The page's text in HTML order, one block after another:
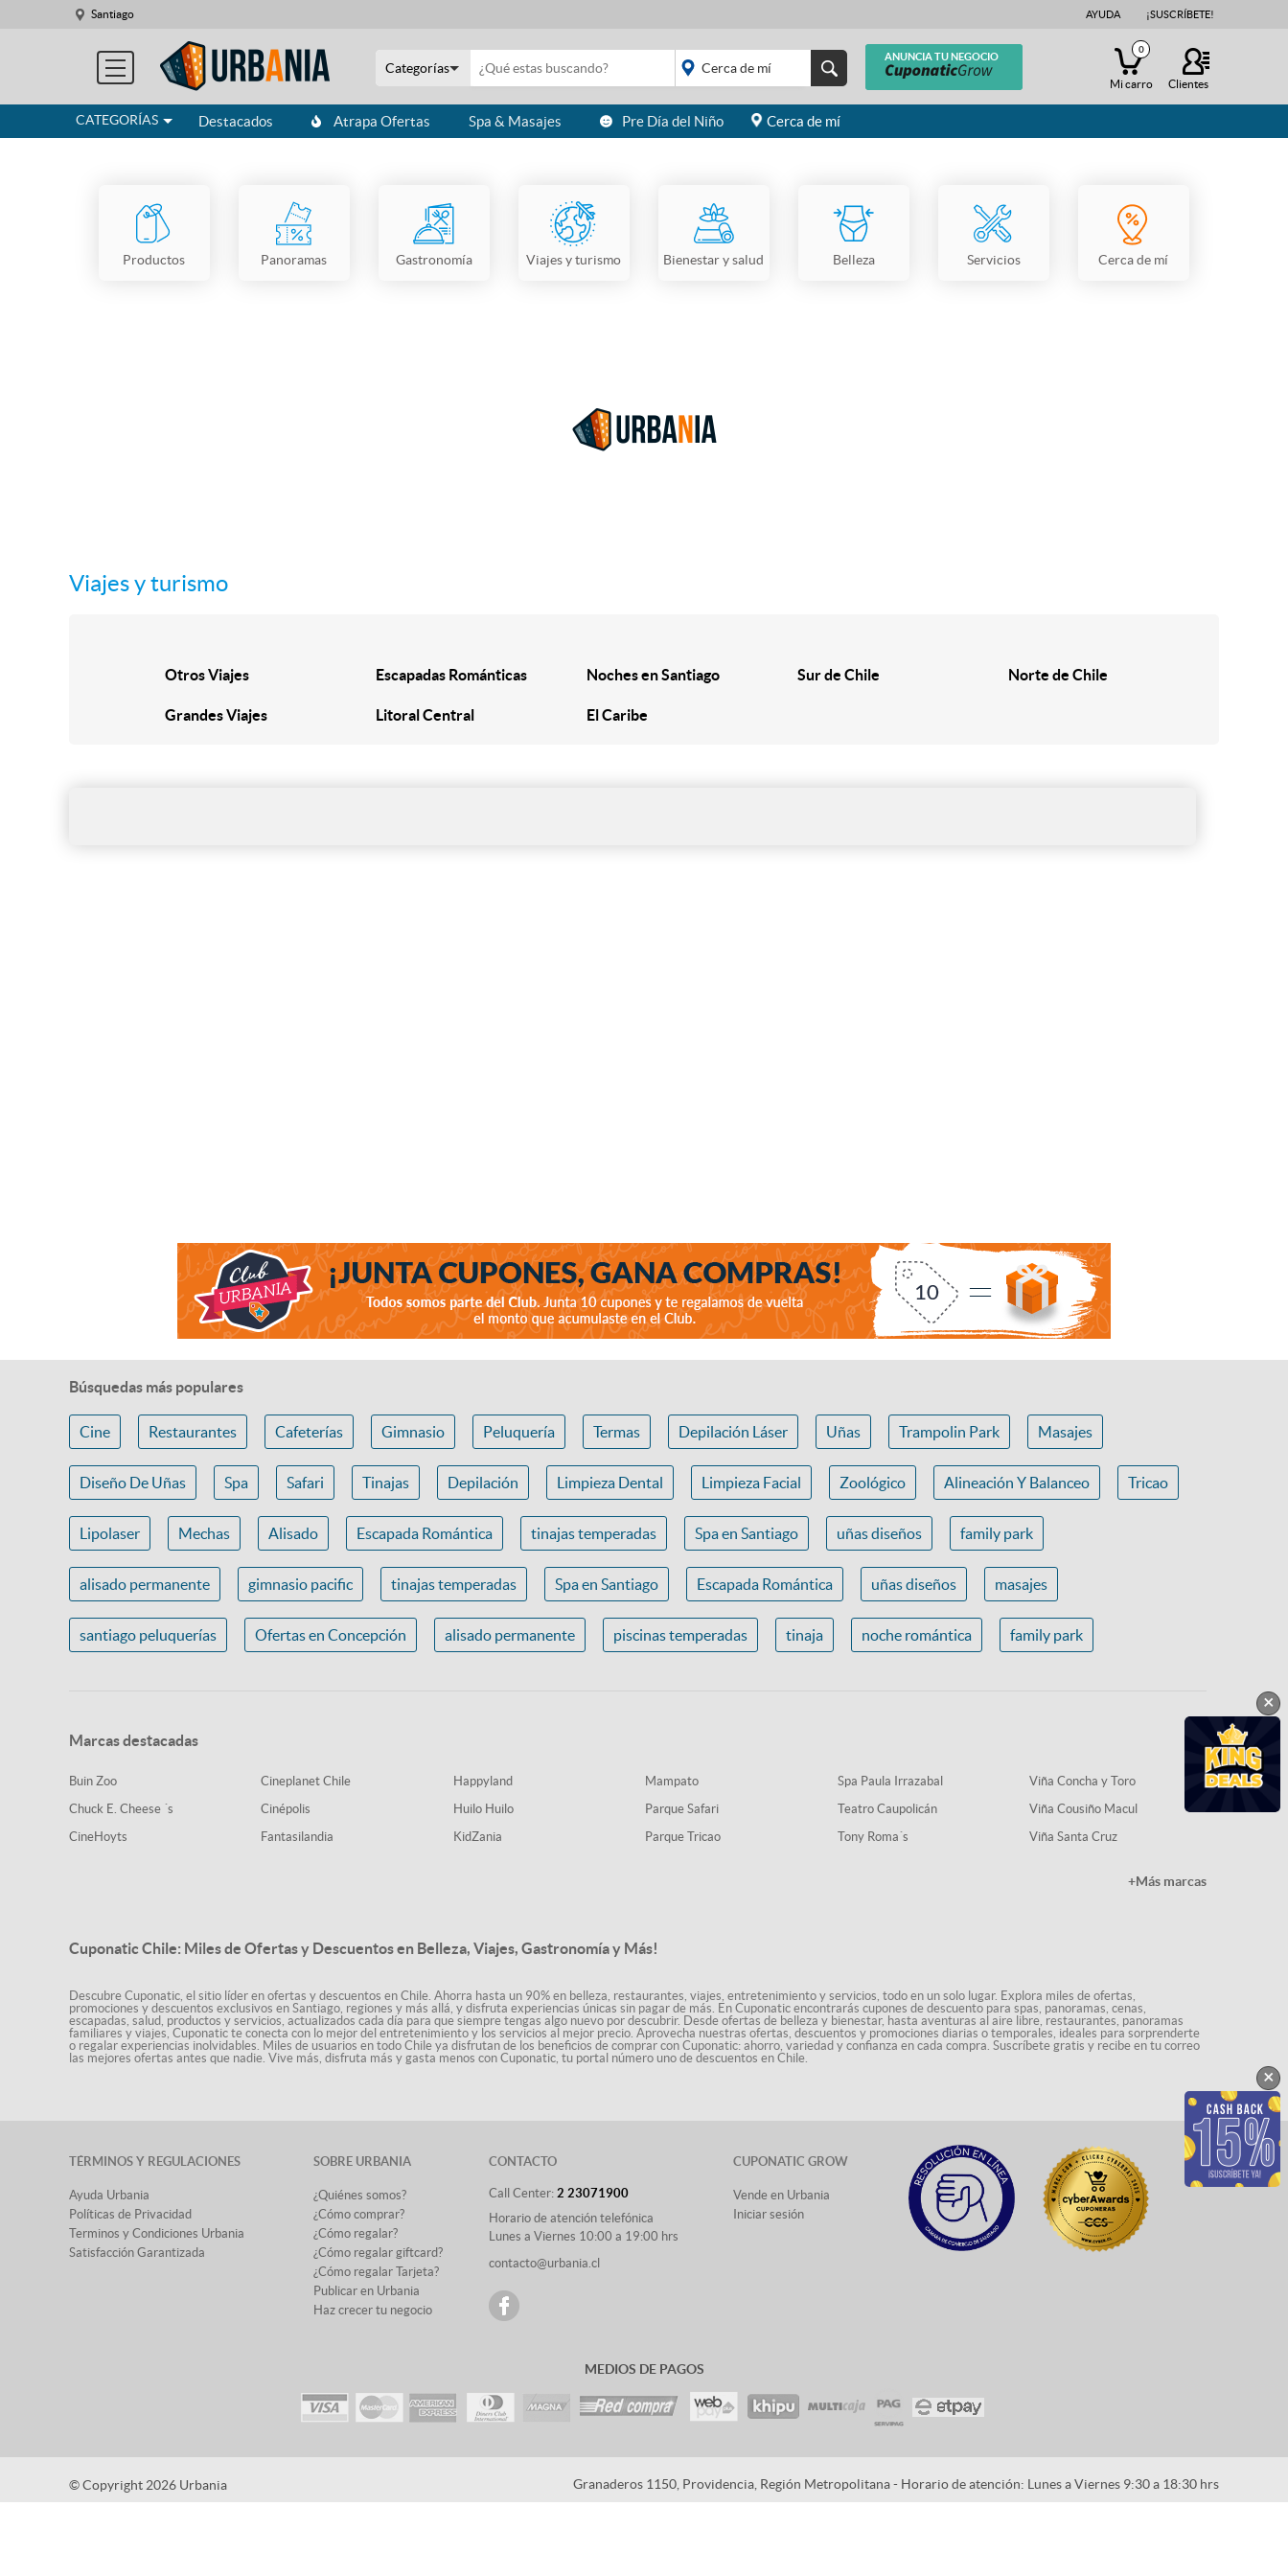
Santiago AYUDA ¡SUSCRÍBETE!
CATEGORÍAS
ANUNCIA TU NEGOCIO
Clientes
Categorías
placeholder="Todo el
0
Mi carro
Destacados Atrapa Ofertas Spa & Masajes Pre Día del Niño Cerca de mí
Productos Panoramas Gastronomía Viajes y turismo Bienestar y salud Belleza Servicios Cerca de mí
Viajes y turismo
Otros Viajes Escapadas Románticas Noches en Santiago Sur de Chile Norte de Chile
Grandes Viajes Litoral Central El Caribe
Búsquedas más populares
Cine Restaurantes Cafeterías Gimnasio Peluquería Termas Depilación Láser Uñas Trampolin Park Masajes
Diseño De Uñas Spa Safari Tinajas Depilación Limpieza Dental Limpieza Facial Zoológico Alineación Y Balanceo Tricao
Lipolaser Mechas Alisado Escapada Romántica tinajas temperadas Spa en Santiago uñas diseños family park
alisado permanente gimnasio pacific tinajas temperadas Spa en Santiago Escapada Romántica uñas diseños masajes
santiago peluquerías Ofertas en Concepción alisado permanente piscinas temperadas tinaja noche romántica family park
Marcas destacadas
Buin Zoo
Chuck E. Cheese ´s
CineHoyts
Cineplanet Chile
Cinépolis
Fantasilandia
Happyland
Huilo Huilo
KidZania
Mampato
Parque Safari
Parque Tricao
Spa Paula Irrazabal
Teatro Caupolicán
Tony Roma´s
Viña Concha y Toro
Viña Cousiño Macul
Viña Santa Cruz
+Más marcas
Cuponatic Chile: Miles de Ofertas y Descuentos en Belleza, Viajes, Gastronomía y Más!
Descubre Cuponatic, el sitio líder en ofertas y descuentos en Chile. Ahorra hasta un 90% en belleza, restaurantes, viajes, entretenimiento y servicios, todo en un solo lugar. Explora miles de ofertas,
promociones y descuentos exclusivos en Santiago, regiones y más allá, y disfruta experiencias únicas sin pagar de más. En Cuponatic encontrarás cupones de descuento para spas, panoramas, cenas,
escapadas, salud, productos y servicios, actualizados cada día para que siempre tengas algo nuevo por descubrir. Desde ofertas de belleza y bienestar, hasta aventuras al aire libre, restaurantes, panoramas
familiares y viajes, Cuponatic te conecta con lo mejor del entretenimiento y los servicios al mejor precio. Aprovecha nuestras ofertas, descuentos y promociones diarias o temporales, ideales para sorprenderte
o regalar experiencias inolvidables. Miles de usuarios en todo Chile ya disfrutan de los beneficios de comprar con Cuponatic: ahorro, variedad y confianza en cada compra. Suscríbete gratis y recibe en tu correo
las mejores ofertas antes que nadie. Vive más, disfruta más y gasta menos con Cuponatic, tu portal número uno de descuentos en Chile.
TÉRMINOS Y REGULACIONES
Ayuda Urbania
Políticas de Privacidad
Terminos y Condiciones Urbania
Satisfacción Garantizada
SOBRE URBANIA
¿Quiénes somos?
¿Cómo comprar?
¿Cómo regalar?
¿Cómo regalar giftcard?
¿Cómo regalar Tarjeta?
Publicar en Urbania
Haz crecer tu negocio
CONTACTO
Call Center: 2 23071900
Horario de atención telefónica
Lunes a Viernes 10:00 a 19:00 hrs
contacto@urbania.cl
CUPONATIC GROW
Vende en Urbania
Iniciar sesión
MEDIOS DE PAGOS
© Copyright 2026 Urbania Granaderos 1150, Providencia, Región Metropolitana - Horario de atención: Lunes a Viernes 9:30 a 18:30 hrs
×
×